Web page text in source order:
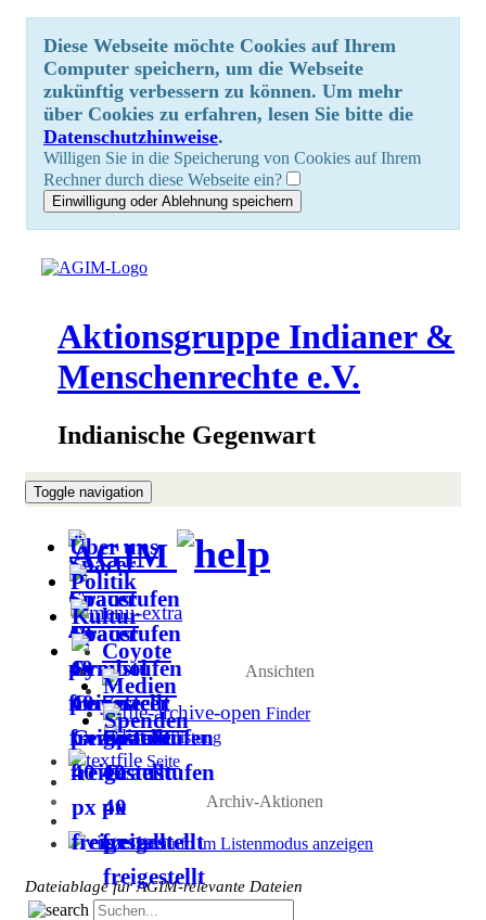
Diese Webseite möchte Cookies auf Ihrem
Computer speichern, um die Webseite
zukünftig verbessern zu können. Um mehr
über Cookies zu erfahren, lesen Sie bitte die
Datenschutzhinweise.
Willigen Sie in die Speicherung von Cookies auf Ihrem
Rechner durch diese Webseite ein?
Aktionsgruppe Indianer &
Menschenrechte e.V.
Indianische Gegenwart
Toggle navigation
Über uns
Politik
Kultur
Coyote
Medien
Spenden
AGIM
Ansichten
Finder
Auflistung
Seite
Archiv-Aktionen
Dateiinfo im Listenmodus anzeigen
Dateiablage für AGIM-relevante Dateien